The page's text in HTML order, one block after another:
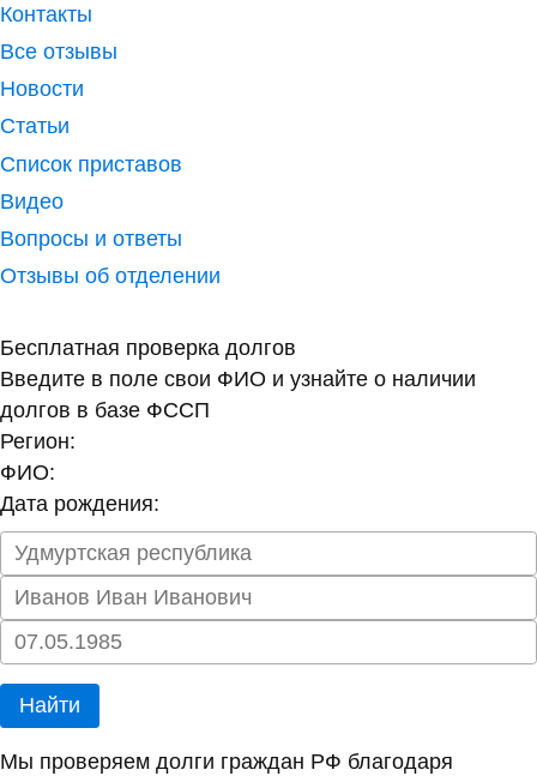
Контакты
Все отзывы
Новости
Статьи
Список приставов
Видео
Вопросы и ответы
Отзывы об отделении
Бесплатная проверка долгов
Введите в поле свои ФИО и узнайте о наличии
долгов в базе ФССП
Регион:
ФИО:
Дата рождения:
Найти
Мы проверяем долги граждан РФ благодаря